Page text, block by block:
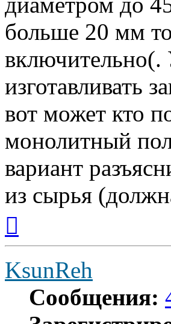
больше 20 мм
изготавливать
вот может кто
монолитный
вариант
из сырья
началу
KsunReh
Сообщения: